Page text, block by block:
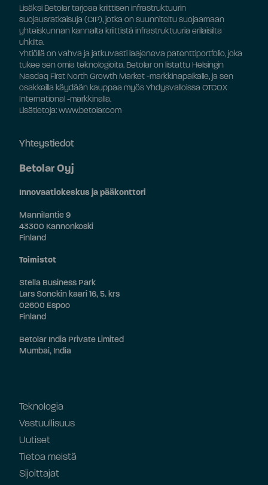
Lisäksi Betolar tarjoaa kriittisen infrastruktuurin
suojausratkaisuja (CIP), jotka on suunniteltu suojaamaan
yhteiskunnan kannalta kriittistä infrastruktuuria erilaisilta
uhkilta.
Yhtiöllä on vahva ja jatkuvasti laajeneva patenttiportfolio, joka
tukee sen omia teknologioita. Betolar on listattu Helsingin
Nasdaq First North Growth Market -markkinapaikalle, ja sen
osakkeilla käydään kauppaa myös Yhdysvalloissa OTCQX
International -markkinalla.
Lisätietoja: www.betolar.com
Yhteystiedot
Betolar Oyj
Innovaatiokeskus ja pääkonttori
Mannilantie 9
43300 Kannonkoski
Finland
Toimistot
Stella Business Park
Lars Sonckin kaari 16, 5. krs
02600 Espoo
Finland
Betolar India Private Limited
Mumbai, India
Teknologia
Vastuullisuus
Uutiset
Tietoa meistä
Sijoittajat